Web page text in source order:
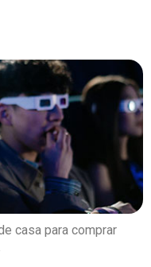
casa para comprar